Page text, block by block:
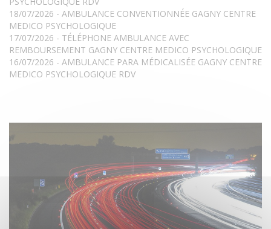
18/07/2026 - AMBULANCE CONVENTIONNÉE GAGNY CENTRE
MEDICO PSYCHOLOGIQUE
17/07/2026 - TÉLÉPHONE AMBULANCE AVEC
REMBOURSEMENT GAGNY CENTRE MEDICO PSYCHOLOGIQUE
16/07/2026 - AMBULANCE PARA MÉDICALISÉE GAGNY CENTRE
MEDICO PSYCHOLOGIQUE RDV